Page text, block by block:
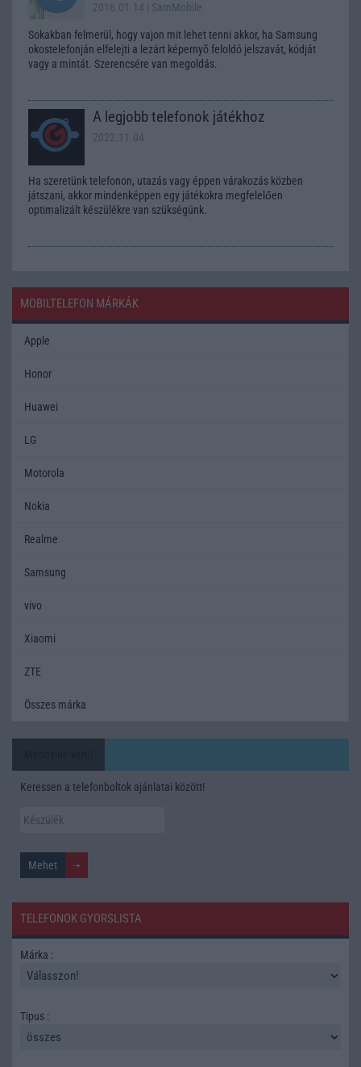
2016.01.14 | SamMobile
Sokakban felmerül, hogy vajon mit lehet tenni akkor, ha Samsung
okostelefonján elfelejti a lezárt képernyõ feloldó jelszavát, kódját
vagy a mintát. Szerencsére van megoldás.
A legjobb telefonok játékhoz
2022.11.04
Ha szeretünk telefonon, utazás vagy éppen várakozás közben
játszani, akkor mindenképpen egy játékokra megfelelően
optimalizált készülékre van szükségünk.
MOBILTELEFON MÁRKÁK
Apple
Honor
Huawei
LG
Motorola
Nokia
Realme
Samsung
vivo
Xiaomi
ZTE
Összes márka
Keressen a telefonboltok ajánlatai között!
TELEFONOK GYORSLISTA
Márka :
Tipus :